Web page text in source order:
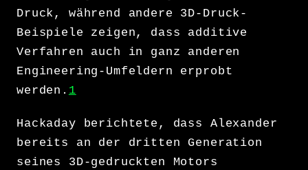
Druck, während andere 3D-Druck-
Beispiele zeigen, dass additive
Verfahren auch in ganz anderen
Engineering-Umfeldern erprobt
werden. 1
Hackaday berichtete, dass Alexander
bereits an der dritten Generation
seines 3D-gedruckten Motors